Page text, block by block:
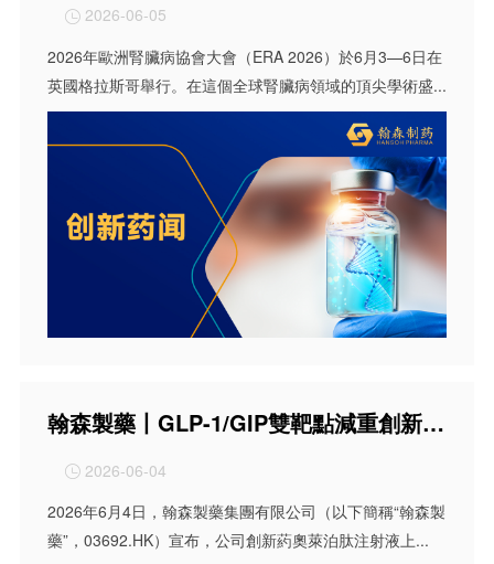
 2026-06-05
2026年歐洲腎臟病協會大會（ERA 2026）於6月3—6日在
英國格拉斯哥舉行。在這個全球腎臟病領域的頂尖學術盛...
翰森製藥丨GLP-1/GIP雙靶點減重創新葯奧萊泊肽注射液上市許可申請獲國家藥品監督管理局受理
 2026-06-04
2026年6月4日，翰森製藥集團有限公司（以下簡稱“翰森製
藥”，03692.HK）宣布，公司創新葯奧萊泊肽注射液上...